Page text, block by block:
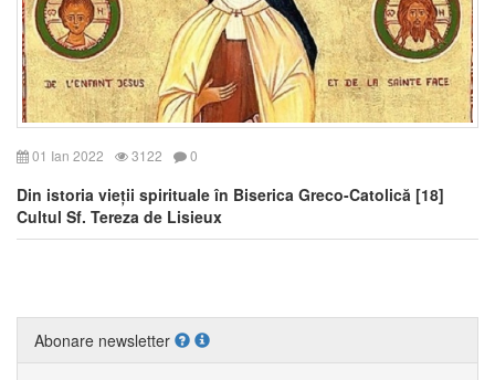
01 Ian 2022 3122 0
Din istoria vieții spirituale în Biserica Greco-Catolică [18]
Cultul Sf. Tereza de Lisieux
Abonare newsletter